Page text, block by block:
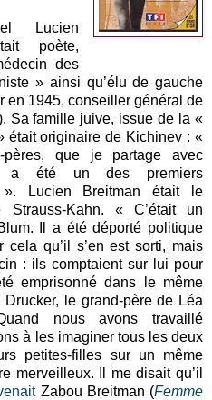
Lucien
poète,
des
» ainsi qu’élu de gauche
en 1945, conseiller général de
Sa famille juive, issue de la «
était originaire de Kichinev : «
pères, que je partage avec
a été un des premiers
». Lucien Breitman était le
Strauss-Kahn. « C’était un
Il a été déporté politique
cela qu’il s’en est sorti, mais
: ils comptaient sur lui pour
emprisonné dans le même
le grand-père de Léa
nous avons travaillé
à les imaginer tous les deux
petites-filles sur un même
merveilleux. Il me disait qu’il
Zabou Breitman (Femme